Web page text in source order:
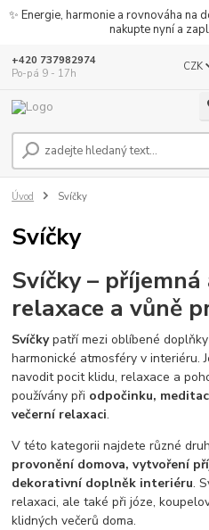
✨ Energie, harmonie a rovnováha na
nakupte nyní a
CZK
+420 737982974
Po-pá 9 - 17h
Úvod Svíčky
Svíčky
Svíčky –
relaxace a vůně
Svíčkypatří mezi oblíbené
harmonické atmosféry v interiéru.
navodit pocit klidu, relaxace a
používány při odpočinku,
večerní relaxaci.
V této kategorii najdete různé
provonění domova, vytvoření
dekorativní doplněk interiéru.
relaxaci, ale také při józe,
klidných večerů doma.